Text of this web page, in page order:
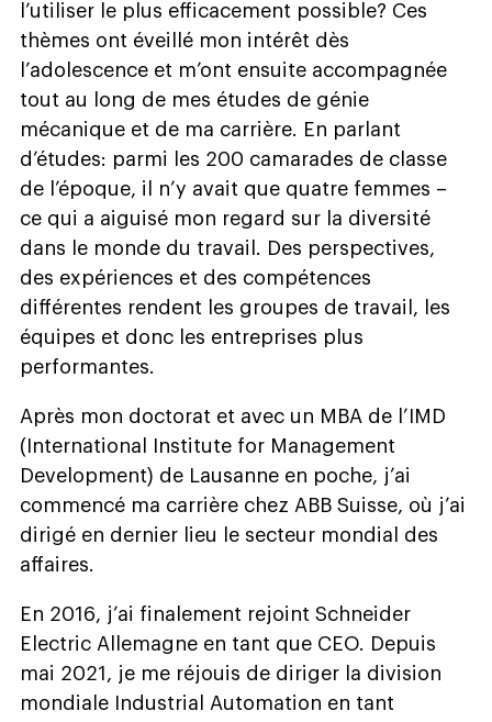
l’utiliser le plus efficacement possible? Ces
thèmes ont éveillé mon intérêt dès
l’adolescence et m’ont ensuite accompagnée
tout au long de mes études de génie
mécanique et de ma carrière. En parlant
d’études: parmi les 200 camarades de classe
de l’époque, il n’y avait que quatre femmes –
ce qui a aiguisé mon regard sur la diversité
dans le monde du travail. Des perspectives,
des expériences et des compétences
différentes rendent les groupes de travail, les
équipes et donc les entreprises plus
performantes.
Après mon doctorat et avec un MBA de l’IMD
( International Institute for Management
Development) de Lausanne en poche, j’ai
commencé ma carrière chez ABB Suisse, où j’ai
dirigé en dernier lieu le secteur mondial des
affaires.
En 2016, j’ai finalement rejoint Schneider
Electric Allemagne en tant que CEO. Depuis
mai 2021, je me réjouis de diriger la division
mondiale Industrial Automation en tant